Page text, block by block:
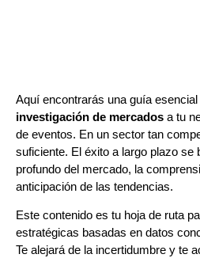
Aquí encontrarás una guía
investigación de mercados a tu
de eventos. En un sector tan
suficiente. El éxito a largo plazo se
profundo del mercado, la
anticipación de las tendencias.
Este contenido es tu hoja de ruta
estratégicas basadas en datos
Te alejará de la incertidumbre y te